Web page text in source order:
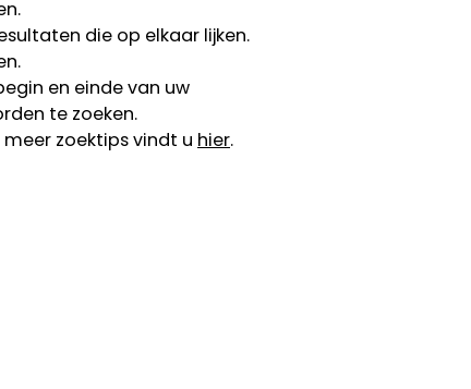
die op elkaar lijken.
en einde van uw
te zoeken.
zoektips vindt u hier.